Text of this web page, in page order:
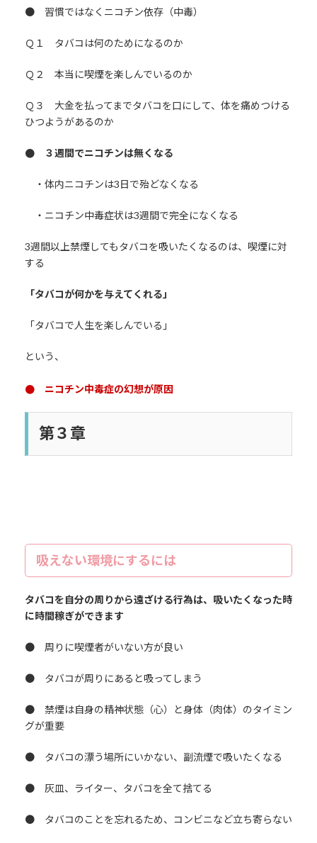
● 習慣ではなくニコチン依存（中毒）
Ｑ１ タバコは何のためになるのか
Ｑ２ 本当に喫煙を楽しんでいるのか
Ｑ３ 大金を払ってまでタバコを口にして、体を痛めつける
ひつようがあるのか
● ３週間でニコチンは無くなる
・体内ニコチンは3日で殆どなくなる
・ニコチン中毒症状は3週間で完全になくなる
3週間以上禁煙してもタバコを吸いたくなるのは、喫煙に対
する
「タバコが何かを与えてくれる」
「タバコで人生を楽しんでいる」
という、
● ニコチン中毒症の幻想が原因
第３章
吸えない環境にするには
タバコを自分の周りから遠ざける行為は、吸いたくなった時
に時間稼ぎができます
● 周りに喫煙者がいない方が良い
● タバコが周りにあると吸ってしまう
● 禁煙は自身の精神状態（心）と身体（肉体）のタイミン
グが重要
● タバコの漂う場所にいかない、副流煙で吸いたくなる
● 灰皿、ライター、タバコを全て捨てる
● タバコのことを忘れるため、コンビニなど立ち寄らない